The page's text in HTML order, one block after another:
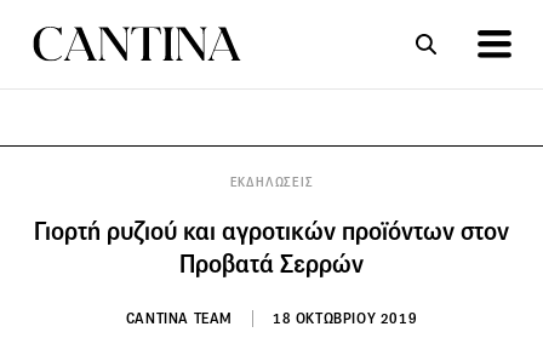
ΕΚΔΗΛΩΣΕΙΣ
Γιορτή ρυζιού και αγροτικών προϊόντων στον
Προβατά Σερρών
CANTINA TEAM 18 ΟΚΤΩΒΡΙΟΥ 2019